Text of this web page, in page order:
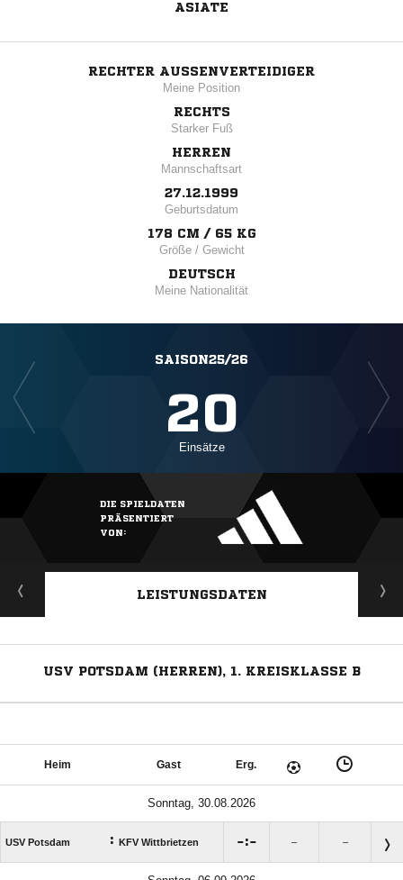
ASIATE
RECHTER AUSSENVERTEIDIGER
Meine Position
RECHTS
Starker Fuß
HERREN
Mannschaftsart
27.12.1999
Geburtsdatum
178 CM / 65 KG
Größe / Gewicht
DEUTSCH
Meine Nationalität
SAISON25/26
20
Einsätze
DIE SPIELDATEN
PRÄSENTIERT
VON:
LEISTUNGSDATEN
USV POTSDAM (HERREN), 1. KREISKLASSE B
Heim Gast Erg.
Sonntag, 30.08.2026
USV Potsdam : KFV Wittbrietzen : – –